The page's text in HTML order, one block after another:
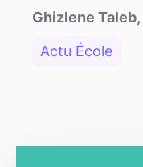
Ghizlene Taleb,
Actu École